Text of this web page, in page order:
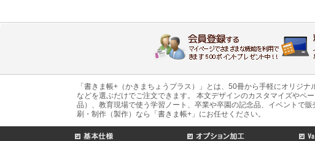
「書きま帳+（かきまちょうプラス）」とは、50冊から手軽にオリジ
などを選ぶだけでご注文できます。 本文デザインのカスタマイズやペ
品）、教育現場で使う学習ノート、卒業や卒園の記念品、イベントで
刷・制作（製作）なら「書きま帳+」にお任せください。